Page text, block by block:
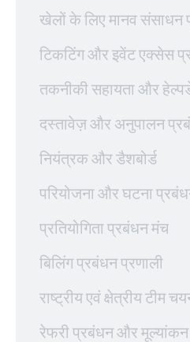
खेलों के लिए मानव संसाधन
टिकटिंग और इवेंट एक्सेस
तकनीकी सहायता और
दस्तावेज़ और अनुपालन
नियंत्रक और डैशबोर्ड
परियोजना और घटना
प्रतियोगिता प्रबंधन मंच
बिलिंग प्रबंधन प्रणाली
राष्ट्रीय एवं क्षेत्रीय टीम
रेफरी प्रबंधन और मूल्यांकन